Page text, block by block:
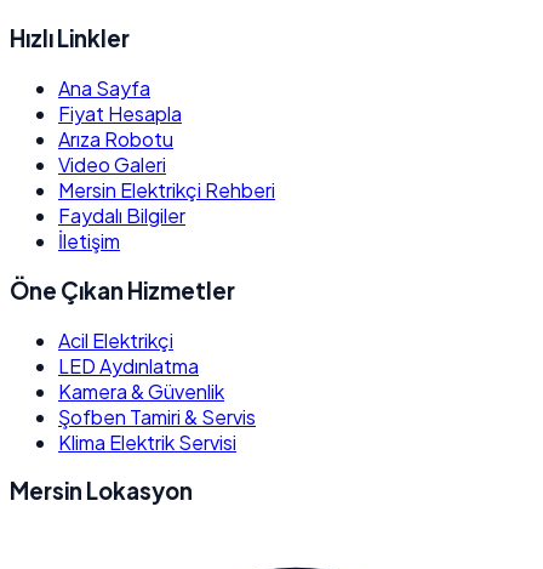
Hızlı Linkler
Ana Sayfa
Fiyat Hesapla
Arıza Robotu
Video Galeri
Mersin Elektrikçi Rehberi
Faydalı Bilgiler
İletişim
Öne Çıkan Hizmetler
Acil Elektrikçi
LED Aydınlatma
Kamera & Güvenlik
Şofben Tamiri & Servis
Klima Elektrik Servisi
Mersin Lokasyon